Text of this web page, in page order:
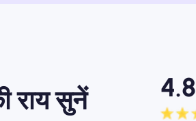
राय सुनें 4.8